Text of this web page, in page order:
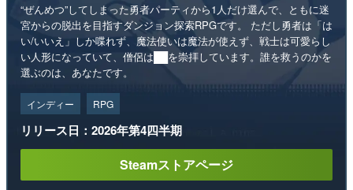
“ぜんめつ”してしまった勇者パーティから1人だけ選んで、ともに迷
宮からの脱出を目指すダンジョン探索RPGです。 ただし勇者は「は
い/いいえ」しか喋れず、魔法使いは魔法が使えず、戦士は可愛らし
い人形になっていて、僧侶は██を崇拝しています。誰を救うのかを
選ぶのは、あなたです。
インディー RPG
リリース日：2026年第4四半期
Steamストアページ